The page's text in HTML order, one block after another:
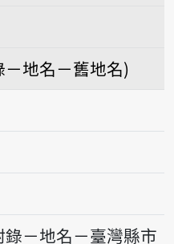
地名－舊地名)
－地名－臺灣縣市